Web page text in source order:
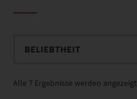
Alle 7 Ergebnisse werden angezeigt